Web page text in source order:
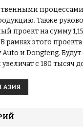
Также
проект на сумму
рамках этого
Auto и Dongfeng.
с 180 тысяч
АЗИЯ